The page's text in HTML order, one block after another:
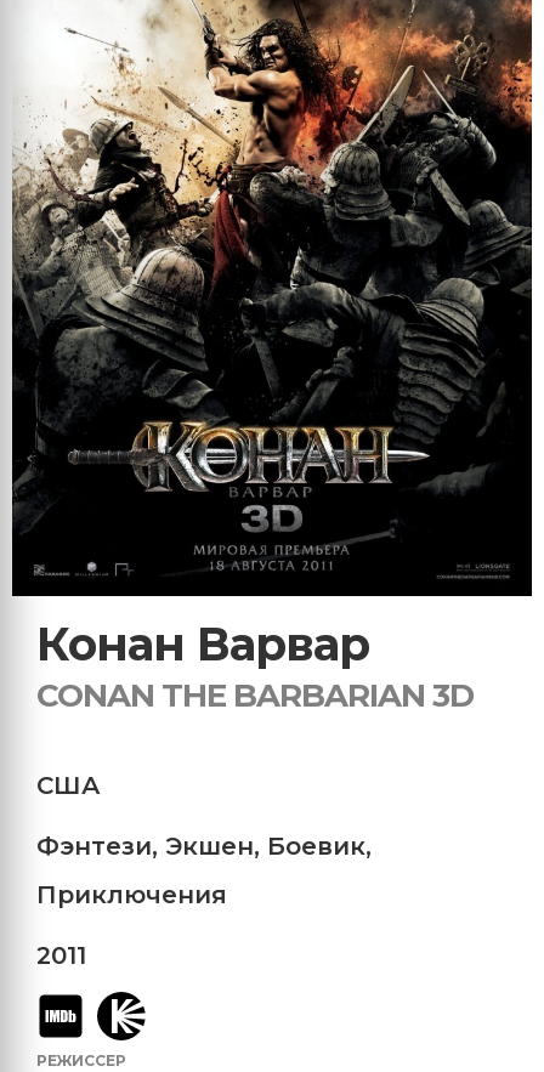
Конан Варвар
CONAN THE BARBARIAN 3D
США
Фэнтези, Экшен, Боевик,
Приключения
2011
РЕЖИССЕР